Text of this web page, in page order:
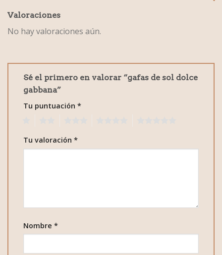
Valoraciones
No hay valoraciones aún.
Sé el primero en valorar “gafas de sol dolce
gabbana”
Tu puntuación *
Tu valoración *
Nombre *